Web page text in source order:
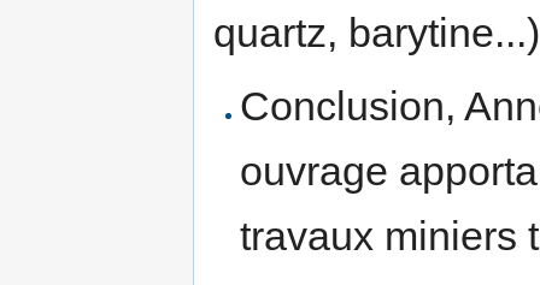
quartz, barytine...)
Conclusion,
ouvrage
travaux miniers